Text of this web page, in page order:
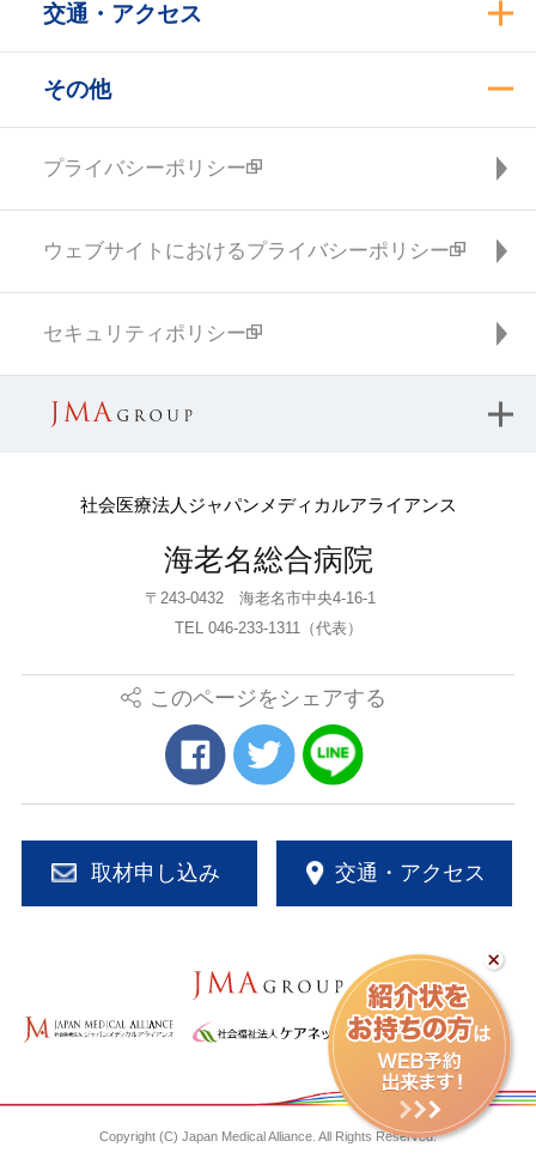
交通・アクセス
その他
プライバシーポリシー
ウェブサイトにおけるプライバシーポリシー
セキュリティポリシー
社会医療法人ジャパンメディカルアライアンス
海老名総合病院
〒243-0432 海老名市中央4-16-1
TEL 046-233-1311（代表）
このページをシェアする
取材申し込み 交通・アクセス
Copyright (C) Japan Medical Alliance. All Rights Reserved.